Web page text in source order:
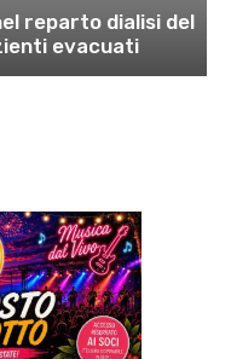
reparto dialisi del
evacuati